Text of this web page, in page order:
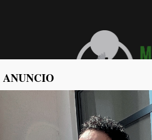
POLÍTICA
ANUNCIO